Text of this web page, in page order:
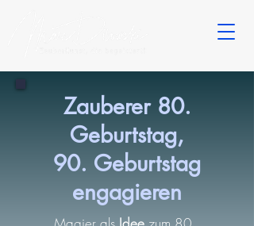
Zauberer 80.
Geburtstag,
90. Geburtstag
engagieren